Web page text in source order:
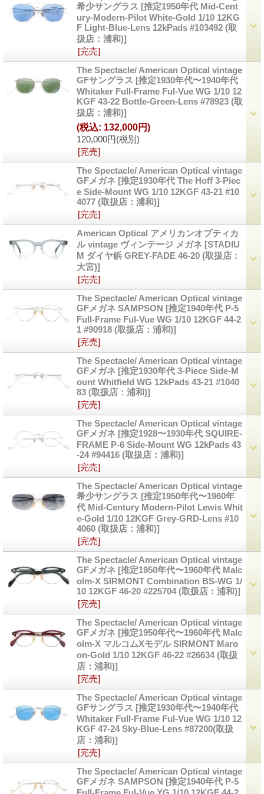
希少サングラス [推定1950年代 Mid-Cent
ury-Modern-Pilot White-Gold 1/10 12KG
F Light-Blue-Lens 12kPads #103492 (取
扱店：浦和)]
[完売]
The Spectacle/ American Optical vintage
GFサングラス [推定1930年代〜1940年代
Whitaker Full-Frame Ful-Vue WG 1/10 12
KGF 43-22 Bottle-Green-Lens #78923 (取
扱店：浦和)]
120,000円(税別)
(税込: 132,000円)
[完売]
The Spectacle/ American Optical vintage
GFメガネ [推定1930年代 The Hoff 3-Piec
e Side-Mount WG 1/10 12KGF 43-21 #10
4077 (取扱店：浦和)]
[完売]
American Optical アメリカンオプティカ
ル vintage ヴィンテージ メガネ [STADIU
M ダイヤ鋲 GREY-FADE 46-20 (取扱店：
大宮)]
[完売]
The Spectacle/ American Optical vintage
GFメガネ SAMPSON [推定1940年代 P-5
Full-Frame Ful-Vue WG 1/10 12KGF 44-2
1 #90918 (取扱店：浦和)]
[完売]
The Spectacle/ American Optical vintage
GFメガネ [推定1930年代 3-Piece Side-M
ount Whitfield WG 12kPads 43-21 #1040
83 (取扱店：浦和)]
[完売]
The Spectacle/ American Optical vintage
GFメガネ [推定1928〜1930年代 SQUIRE-
FRAME P-6 Side-Mount WG 12kPads 43
-24 #94416 (取扱店：浦和)]
[完売]
The Spectacle/ American Optical vintage
希少サングラス [推定1950年代〜1960年
代 Mid-Century Modern-Pilot Lewis Whit
e-Gold 1/10 12KGF Grey-GRD-Lens #10
4060 (取扱店：浦和)]
[完売]
The Spectacle/ American Optical vintage
GFメガネ [推定1950年代〜1960年代 Malc
olm-X SIRMONT Combination BS-WG 1/
10 12KGF 46-20 #225704 (取扱店：浦和)]
[完売]
The Spectacle/ American Optical vintage
GFメガネ [推定1950年代〜1960年代 Malc
olm-X マルコムXモデル SIRMONT Maro
on-Gold 1/10 12KGF 46-22 #26634 (取扱
店：浦和)]
[完売]
The Spectacle/ American Optical vintage
GFサングラス [推定1930年代〜1940年代
Whitaker Full-Frame Ful-Vue WG 1/10 12
KGF 47-24 Sky-Blue-Lens #87200(取扱
店：浦和)]
[完売]
The Spectacle/ American Optical vintage
GFメガネ SAMPSON [推定1940年代 P-5